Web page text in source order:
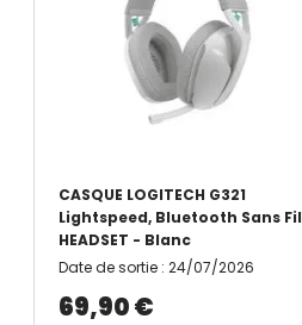
CASQUE LOGITECH G321
Lightspeed, Bluetooth Sans Fil
HEADSET - Blanc
Date de sortie : 24/07/2026
69,90 €